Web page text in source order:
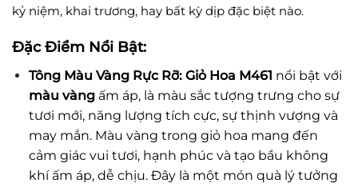
kỷ niệm, khai trương, hay bất kỳ dịp đặc biệt nào.
Đặc Điểm Nổi Bật:
Tông Màu Vàng Rực Rỡ: Giỏ Hoa M461 nổi bật với
màu vàngấm áp, là màu sắc tượng trưng cho sự
tươi mới, năng lượng tích cực, sự thịnh vượng và
may mắn. Màu vàng trong giỏ hoa mang đến
cảm giác vui tươi, hạnh phúc và tạo bầu không
khí ấm áp, dễ chịu. Đây là một món quà lý tưởng